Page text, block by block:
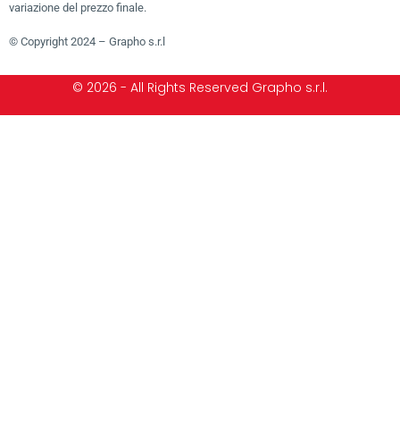
variazione del prezzo finale.
© Copyright 2024 – Grapho s.r.l
© 2026 - All Rights Reserved Grapho s.r.l.